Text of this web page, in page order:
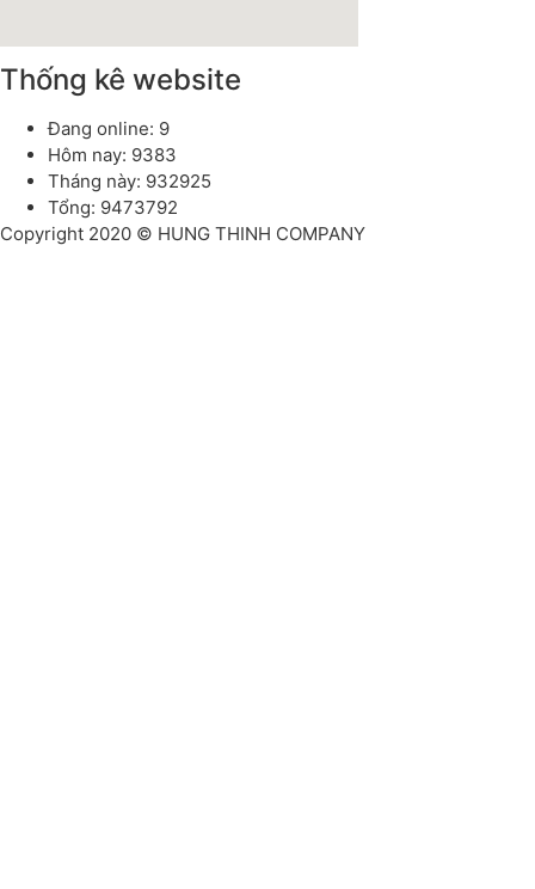
Thống kê website
Đang online: 9
Hôm nay: 9383
Tháng này: 932925
Tổng: 9473792
Copyright 2020 © HUNG THINH COMPANY